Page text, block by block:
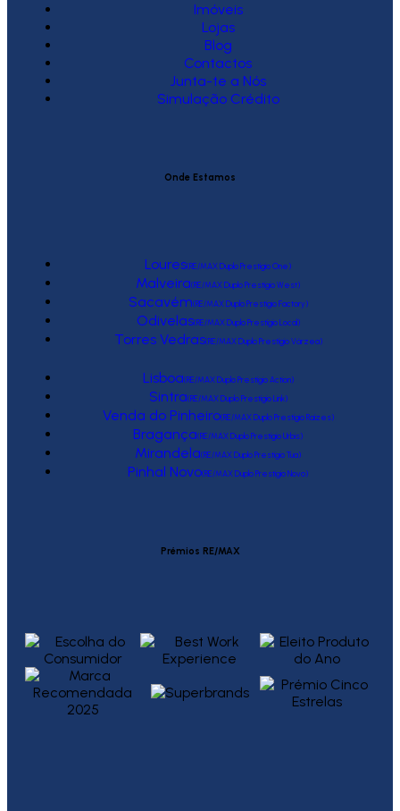
Imóveis
Lojas
Blog
Contactos
Junta-te a Nós
Simulação Crédito
Onde Estamos
Loures(RE/MAX Duplo Prestígio One)
Malveira(RE/MAX Duplo Prestígio West)
Sacavém(RE/MAX Duplo Prestígio Factory)
Odivelas(RE/MAX Duplo Prestígio Local)
Torres Vedras(RE/MAX Duplo Prestígio Várzea)
Lisboa(RE/MAX Duplo Prestígio Action)
Sintra(RE/MAX Duplo Prestígio Link)
Venda do Pinheiro(RE/MAX Duplo Prestígio Raízes)
Bragança(RE/MAX Duplo Prestígio Urbis)
Mirandela(RE/MAX Duplo Prestígio Tua)
Pinhal Novo(RE/MAX Duplo Prestígio Novo)
Prémios RE/MAX